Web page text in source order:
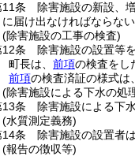
11条
除害施設の新設、
に届け出なければならない
(除害施設の工事の検査)
12条
除害施設の設置等
町長は、 前項の検査をし
前項の検査済証の様式は
(除害施設による下水の処
13条
除害施設による下
(水質測定義務)
14条
除害施設の設置者
(報告の徴収等)